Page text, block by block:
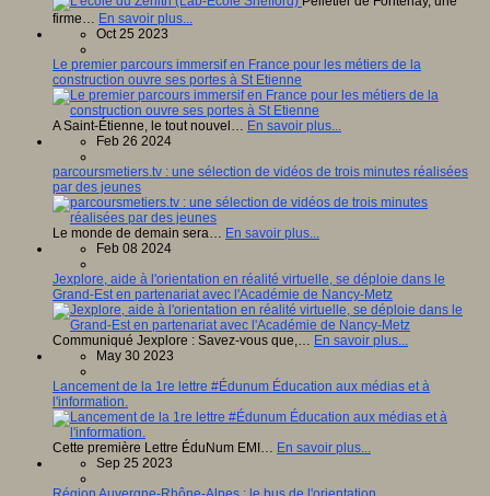
firme… En savoir plus...
Oct 25 2023
Le premier parcours immersif en France pour les métiers de la
construction ouvre ses portes à St Etienne
A Saint-Étienne, le tout nouvel… En savoir plus...
Feb 26 2024
parcoursmetiers.tv : une sélection de vidéos de trois minutes réalisées
par des jeunes
Le monde de demain sera… En savoir plus...
Feb 08 2024
Jexplore, aide à l'orientation en réalité virtuelle, se déploie dans le
Grand-Est en partenariat avec l'Académie de Nancy-Metz
Communiqué Jexplore : Savez-vous que,… En savoir plus...
May 30 2023
Lancement de la 1re lettre #Édunum Éducation aux médias et à
l'information.
Cette première Lettre ÉduNum EMI… En savoir plus...
Sep 25 2023